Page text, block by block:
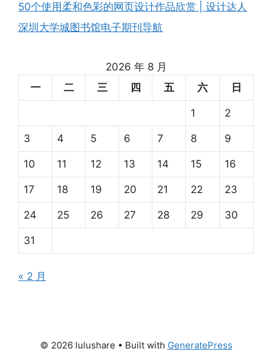
50个使用柔和色彩的网页设计作品欣赏 | 设计达人
深圳大学城图书馆电子期刊导航
2026 年 8 月
一
二 三 四 五 六 日
1 2
3 4 5 6 7 8 9
10 11 12 13 14 15 16
17 18 19 20 21 22 23
24 25 26 27 28 29 30
31
« 2 月
© 2026 lulushare • Built with GeneratePress